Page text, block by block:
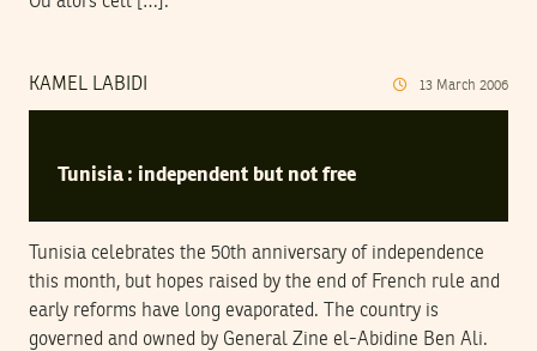
KAMEL LABIDI 13 March 2006
Tunisia : independent but not free
Tunisia celebrates the 50th anniversary of independence
this month, but hopes raised by the end of French rule and
early reforms have long evaporated. The country is
governed and owned by General Zine el-Abidine Ben Ali.